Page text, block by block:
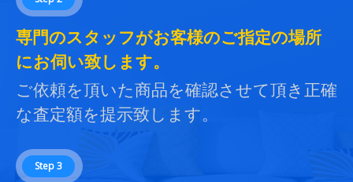
専門のスタッフがお客様のご指定の場所
にお伺い致します。
ご依頼を頂いた商品を確認させて頂き正確
な査定額を提示致します。
Step 3